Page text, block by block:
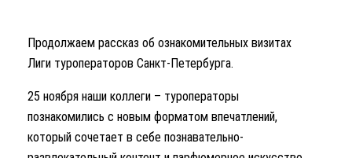
Продолжаем рассказ об ознакомительных визитах
Лиги туроператоров Санкт-Петербурга.
25 ноября наши коллеги – туроператоры
познакомились с новым форматом впечатлений,
который сочетает в себе познавательно-